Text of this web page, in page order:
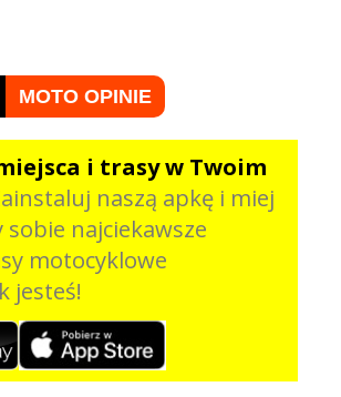
MOTO OPINIE
i trasy w Twoim
naszą apkę i miej
sobie najciekawsze
motocyklowe
jesteś!